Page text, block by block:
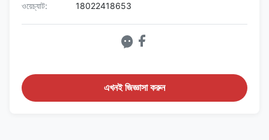
ওয়েচ্যাট:
18022418653
এখনই জিজ্ঞাসা করুন